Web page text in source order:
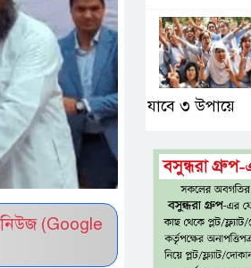
(Google
যাবে ৩ উপায়ে
যশোরে